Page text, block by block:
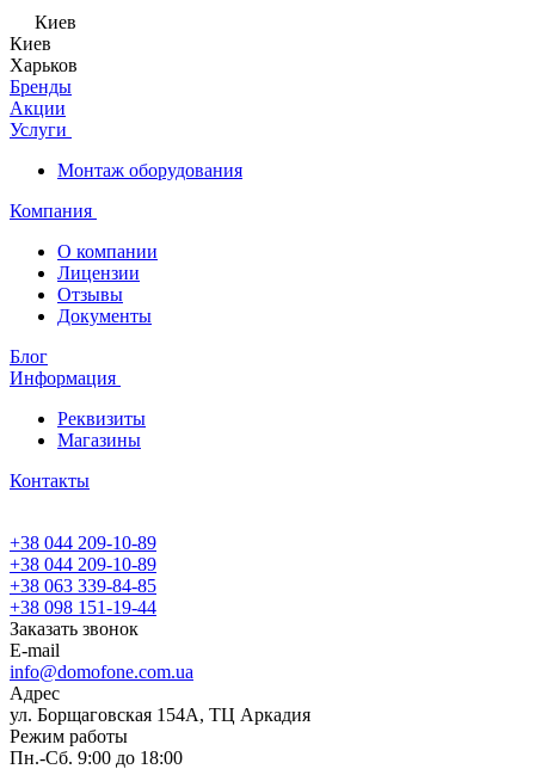
Киев
Киев
Харьков
Бренды
Акции
Услуги
Монтаж оборудования
Компания
О компании
Лицензии
Отзывы
Документы
Блог
Информация
Реквизиты
Магазины
Контакты
+38 044 209-10-89
+38 044 209-10-89
+38 063 339-84-85
+38 098 151-19-44
Заказать звонок
E-mail
info@domofone.com.ua
Адрес
ул. Борщаговская 154А, ТЦ Аркадия
Режим работы
Пн.-Сб. 9:00 до 18:00